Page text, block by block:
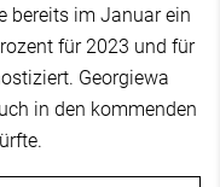
bereits im Januar ein
für 2023 und für
Georgiewa
in den kommenden